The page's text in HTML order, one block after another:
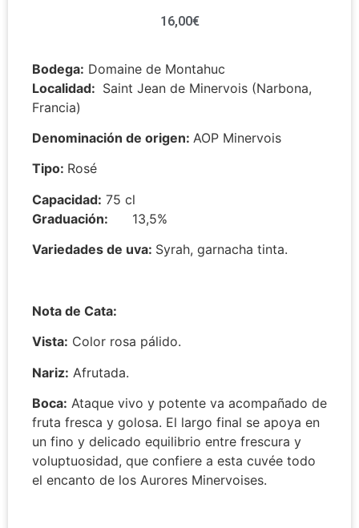
16,00€
Bodega: Domaine de Montahuc
Localidad: Saint Jean de Minervois (Narbona,
Francia)
Denominación de origen: AOP Minervois
Tipo: Rosé
Capacidad: 75 cl
Graduación: 13,5%
Variedades de uva: Syrah, garnacha tinta.
Nota de Cata:
Vista: Color rosa pálido.
Nariz: Afrutada.
Boca: Ataque vivo y potente va acompañado de
fruta fresca y golosa. El largo final se apoya en
un fino y delicado equilibrio entre frescura y
voluptuosidad, que confiere a esta cuvée todo
el encanto de los Aurores Minervoises.